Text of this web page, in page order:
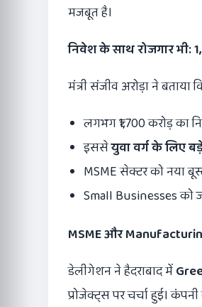
मजबूत है।
निवेश के साथ रोजगार भी:
मंत्री संजीव अरोड़ा ने बताया
लगभग ₹1,700 करोड़ का
इससेयुवा वर्ग के लिए
MSME सेक्टर को नया
Small Businesses को
MSMEऔर
डेलीगेशन ने हैदराबाद में
प्रोजेक्ट्स पर चर्चा हुई।